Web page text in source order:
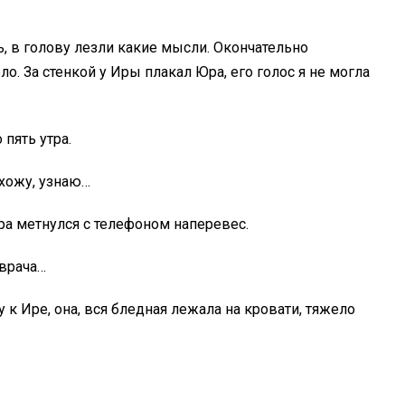
в голову лезли какие мысли. Окончательно
За стенкой у Иры плакал Юра, его голос я не могла
утра.
узнаю…
метнулся с телефоном наперевес.
Ире, она, вся бледная лежала на кровати, тяжело